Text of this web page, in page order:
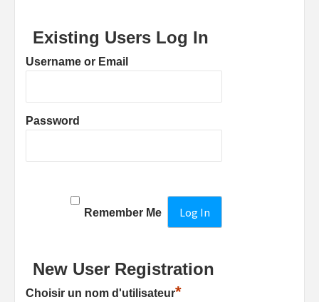
Existing Users Log In
Username or Email
Password
Remember Me
New User Registration
Choisir un nom d'utilisateur*